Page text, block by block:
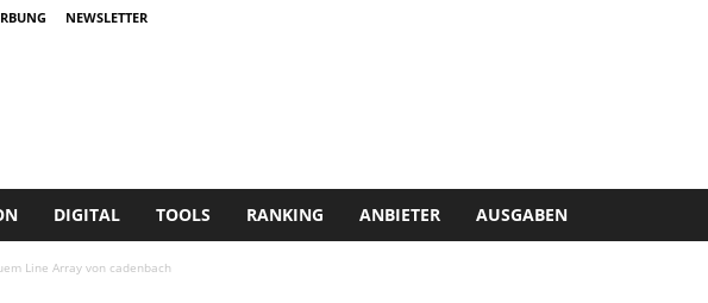
NEWSLETTER
DIGITAL TOOLS RANKING ANBIETER AUSGABEN
Line Array von cadenbach